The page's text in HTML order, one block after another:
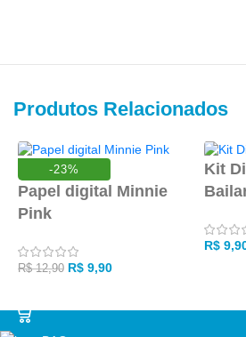
Produtos Relacionados
-23%
Papel digital Minnie
Pink
R$12,90 R$ 9,90
Kit
R$